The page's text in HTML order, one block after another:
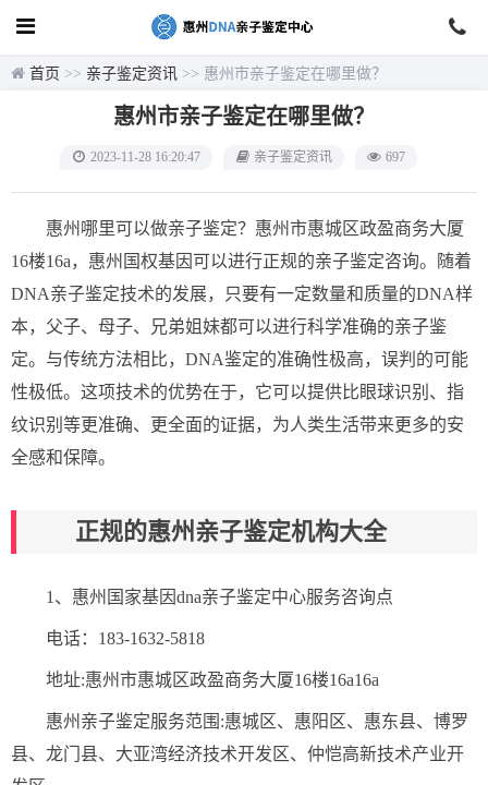
首页 >> 亲子鉴定资讯 >> 惠州市亲子鉴定在哪里做？
惠州市亲子鉴定在哪里做？
2023-11-28 16:20:47 亲子鉴定资讯 697
惠州哪里可以做亲子鉴定？惠州市惠城区政盈商务大厦
16楼16a，惠州国权基因可以进行正规的亲子鉴定咨询。随着
DNA亲子鉴定技术的发展，只要有一定数量和质量的DNA样
本，父子、母子、兄弟姐妹都可以进行科学准确的亲子鉴
定。与传统方法相比，DNA鉴定的准确性极高，误判的可能
性极低。这项技术的优势在于，它可以提供比眼球识别、指
纹识别等更准确、更全面的证据，为人类生活带来更多的安
全感和保障。
正规的惠州亲子鉴定机构大全
1、惠州国家基因dna亲子鉴定中心服务咨询点
电话：183-1632-5818
地址:惠州市惠城区政盈商务大厦16楼16a16a
惠州亲子鉴定服务范围:惠城区、惠阳区、惠东县、博罗
县、龙门县、大亚湾经济技术开发区、仲恺高新技术产业开